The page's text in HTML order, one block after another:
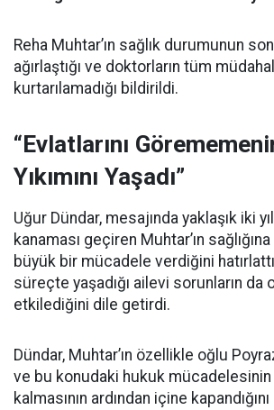
Reha Muhtar’ın sağlık durumunun
ağırlaştığı ve doktorların tüm
kurtarılamadığı bildirildi.
“Evlatlarını
Yıkımını Yaşadı”
Uğur Dündar, mesajında yaklaşık iki
kanaması geçiren Muhtar’ın
büyük bir mücadele verdiğini
süreçte yaşadığı ailevi sorunların da
etkilediğini dile getirdi.
Dündar, Muhtar’ın özellikle oğlu
ve bu konudaki hukuk
kalmasının ardından içine